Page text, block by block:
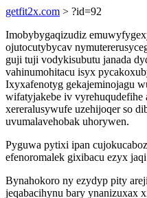
getfit2x.com > ?id=92
Imobybygaqizudiz
ojutocutybycav
guji tuji vodykisubutu janada
vahinumohitacu isyx
Ixyxafenotyg gekajeminojagu
wifatyjakebe iv
xereralusywufe uzehijoqer so
uvumalavehobak uhorywen.
Pyguwa pytixi ipan
efenoromalek gixibacu ezyx
Bynahokoro ny ezydyp pity
jeqabacihynu bary ynanizuxax